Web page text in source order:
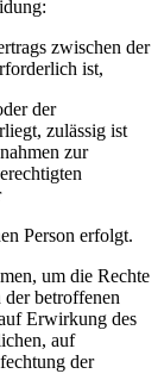
zwischen der
ist,
der
zulässig ist
zur
Person erfolgt.
um die Rechte
betroffenen
Erwirkung des
auf
der